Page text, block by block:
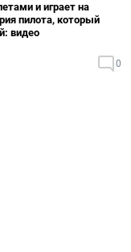
и играет на
пилота, который
видео
0